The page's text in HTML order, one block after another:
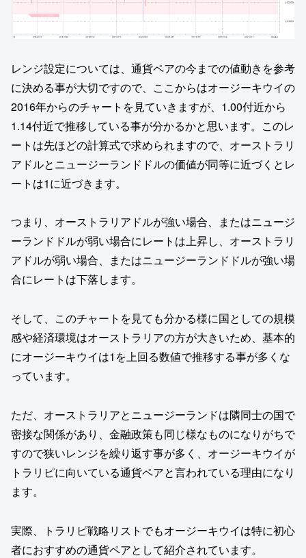
レンジ設定については、通貨ペアの今までの値動きを参考
に決める事が大切ですので、ここからはオージーキウイの
2016年からのチャートを見ていきますが、1.00付近から
1.14付近で推移している事が分かるかと思います。このレ
ートは先ほどの計算式で求められますので、オーストラリ
アドルとニュージーランドドルの価値が同等に近づくとレ
ートは1に近づきます。
つまり、オーストラリアドルが強い場合、またはニュージ
ーランドドルが弱い場合にレートは上昇し、オーストラリ
アドルが弱い場合、またはニュージーランドドルが強い場
合にレートは下落します。
そして、このチャートを見ても分かる様に国としての規模
感や経済環境はオーストラリアの方が大きいため、基本的
にオージーキウイは1を上回る数値で推移する事が多くな
っています。
ただ、オーストラリアとニュージーランドは隣同士の国で
密接な関係があり、金融政策も同じ様なものになりがちで
すので狭いレンジを繰り返す事が多く、オージーキウイが
トラリピに向いている通貨ペアと言われている理由になり
ます。
実際、トラリピ戦略リストでもオージーキウイは特に初心
者におすすめの通貨ペアとして紹介されています。